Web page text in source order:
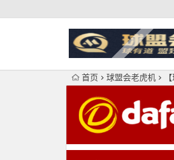
首页 球盟会老虎机